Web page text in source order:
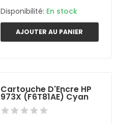
Disponibilité: En stock
AJOUTER AU PANIER
Cartouche D'Encre HP
973X (F6T81AE) Cyan